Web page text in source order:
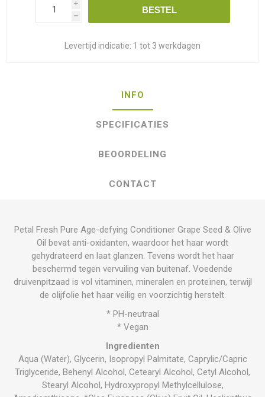
i
h
BESTEL
Levertijd indicatie: 1 tot 3 werkdagen
INFO
SPECIFICATIES
BEOORDELING
CONTACT
Petal Fresh Pure Age-defying Conditioner Grape Seed & Olive
Oil bevat anti-oxidanten, waardoor het haar wordt
gehydrateerd en laat glanzen. Tevens wordt het haar
beschermd tegen vervuiling van buitenaf. Voedende
druivenpitzaad is vol vitaminen, mineralen en proteïnen, terwijl
de olijfolie het haar veilig en voorzichtig herstelt.
* PH-neutraal
* Vegan
Ingredienten
Aqua (Water), Glycerin, Isopropyl Palmitate, Caprylic/Capric
Triglyceride, Behenyl Alcohol, Cetearyl Alcohol, Cetyl Alcohol,
Stearyl Alcohol, Hydroxypropyl Methylcellulose,